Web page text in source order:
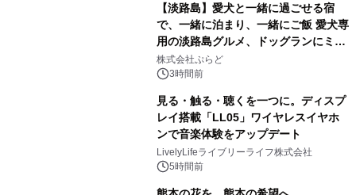
【淡路島】愛犬と一緒に過ごせる宿
で、一緒に泊まり、一緒にご飯 愛犬専
用の淡路島グルメ、ドッグランにミニ
プール グランピングとトレーラーハウ
スの2施設で
株式会社ぷらど
3時間前
見る・触る・聴くを一つに。ディスプ
レイ搭載「LL05」ワイヤレスイヤホ
ンで音楽体験をアップデート
LivelyLifeライブリーライフ株式会社
5時間前